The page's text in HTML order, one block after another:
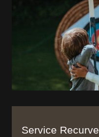
Service Recurve